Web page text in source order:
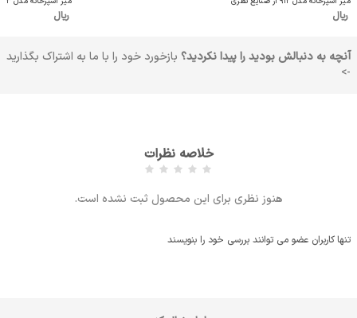
ریال ریال
آنچه به دنبالش بودید را پیدا نکردید؟ بازخورد خود را با ما به اشتراک بگذارید
->
خلاصه نظرات
هنوز نظری برای این محصول ثبت نشده است.
تنها کاربران عضو می توانند بررسی خود را بنویسند